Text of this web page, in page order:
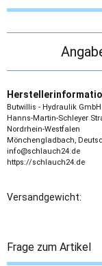
Butwillis - Hydraulik GmbH
Hanns-Martin-Schleyer
Nordrhein-Westfalen
Mönchengladbach,
info@schlauch24.de
https://schlauch24.de
Versandgewicht:
Frage zum Artikel